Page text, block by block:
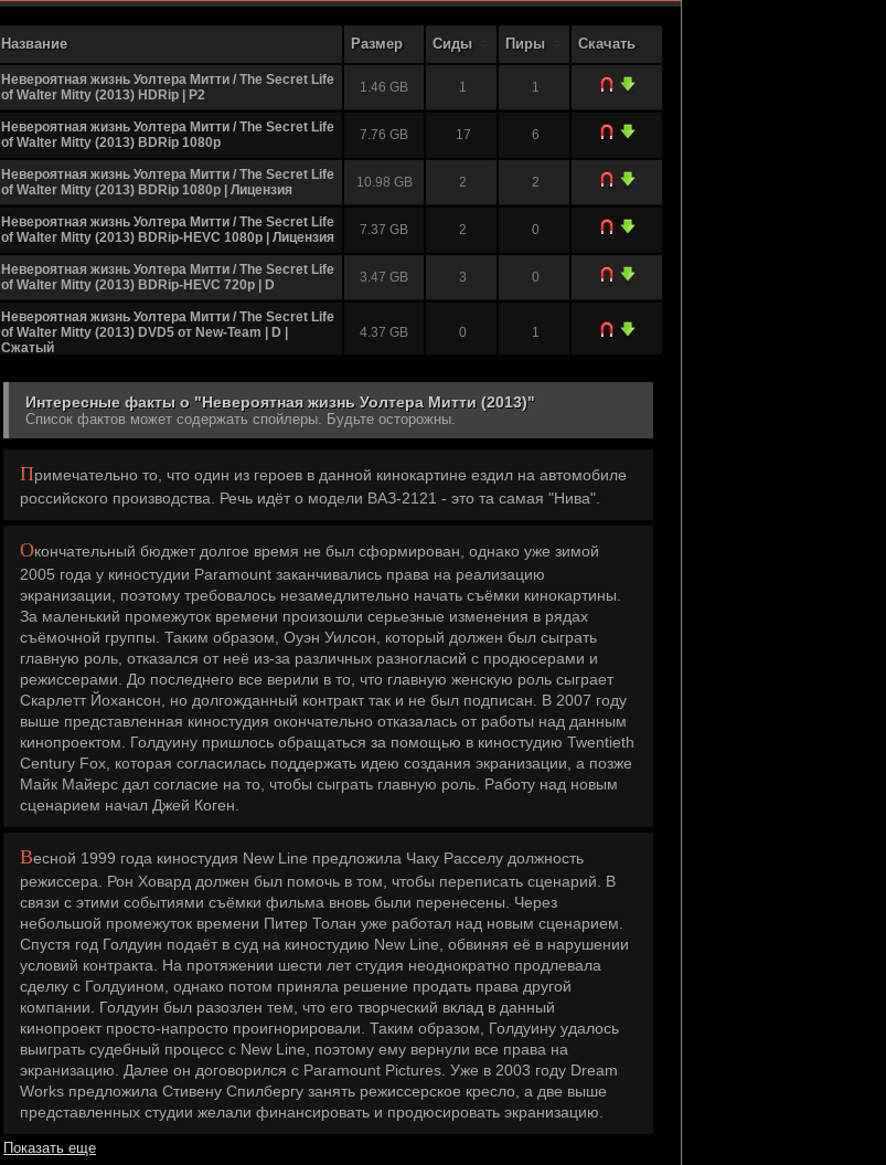
Название Размер Сиды Пиры Скачать
Невероятная жизнь Уолтера Митти / The Secret Life
of Walter Mitty (2013) HDRip | P2
1.46 GB 1 1
Невероятная жизнь Уолтера Митти / The Secret Life
of Walter Mitty (2013) BDRip 1080p
7.76 GB 17 6
Невероятная жизнь Уолтера Митти / The Secret Life
of Walter Mitty (2013) BDRip 1080p | Лицензия
10.98 GB 2 2
Невероятная жизнь Уолтера Митти / The Secret Life
of Walter Mitty (2013) BDRip-HEVC 1080p | Лицензия
7.37 GB 2 0
Невероятная жизнь Уолтера Митти / The Secret Life
of Walter Mitty (2013) BDRip-HEVC 720p | D
3.47 GB 3 0
Невероятная жизнь Уолтера Митти / The Secret Life
of Walter Mitty (2013) DVD5 от New-Team | D |
Сжатый
4.37 GB 0 1
Невероятная жизнь Уолтера Митти / The Secret Life
of Walter Mitty (2013) DVD9 от New-Team | D |
Лицензия
6.36 GB 1
Невероятная жизнь Уолтера Митти / The Secret Life
Лицензия
Невероятная жизнь Уолтера Митти / The Secret Life
Невероятная жизнь Уолтера Митти / The Secret Life
of Walter Mitty (2013) BDRip-AVC от HELLYWOOD |
Лицензия
2.91 GB 0 1
Невероятная жизнь Уолтера Митти / The Secret Life
of Walter Mitty (2013) BDRip от HQCLUB | Лицензия
2.18 GB 1 0
Невероятная жизнь Уолтера Митти / The Secret Life
of Walter Mitty (2013) BDRip от HELLYWOOD |
Лицензия
2.54 GB 0 1
Невероятная жизнь Уолтера Митти / The Secret Life
of Walter Mitty (2013) BDRip 720p от HELLYWOOD |
Лицензия
7.85 GB 0 1
Невероятная жизнь Уолтера Митти / The Secret Life
Невероятная жизнь Уолтера Митти / The Secret Life
of Walter Mitty (2013) BDRip-AVC | Лицензия
1.46 GB 6 0
Невероятная жизнь Уолтера Митти / The Secret Life
of Walter Mitty (2013) HDRip от Scarabey | D |
Лицензия
2.20 GB 0 1
Невероятная жизнь Уолтера Митти / The Secret Life
of Walter Mitty (2013) HDRip от Scarabey | D |
Лицензия
1.45 GB 3 0
Невероятная жизнь Уолтера Митти / The Secret Life
of Walter Mitty (2013) HDRip от Scarabey | D |
Лицензия
747.05 MB 1 0
Невероятная жизнь Уолтера Митти / The Secret Life
of Walter Mitty (2013) BDRip-AVC от Leo.pard | D
744.93 MB 0 1
Невероятная жизнь Уолтера Митти / The Secret Life
Интересные факты о "Невероятная жизнь Уолтера Митти (2013)"
Список фактов может содержать спойлеры. Будьте осторожны.
Примечательно то, что один из героев в данной кинокартине ездил на автомобиле
российского производства. Речь идёт о модели ВАЗ-2121 - это та самая "Нива".
Окончательный бюджет долгое время не был сформирован, однако уже зимой
2005 года у киностудии Paramount заканчивались права на реализацию
экранизации, поэтому требовалось незамедлительно начать съёмки кинокартины.
За маленький промежуток времени произошли серьезные изменения в рядах
съёмочной группы. Таким образом, Оуэн Уилсон, который должен был сыграть
главную роль, отказался от неё из-за различных разногласий с продюсерами и
режиссерами. До последнего все верили в то, что главную женскую роль сыграет
Скарлетт Йохансон, но долгожданный контракт так и не был подписан. В 2007 году
выше представленная киностудия окончательно отказалась от работы над данным
кинопроектом. Голдуину пришлось обращаться за помощью в киностудию Twentieth
Century Fox, которая согласилась поддержать идею создания экранизации, а позже
Майк Майерс дал согласие на то, чтобы сыграть главную роль. Работу над новым
сценарием начал Джей Коген.
Весной 1999 года киностудия New Line предложила Чаку Расселу должность
режиссера. Рон Ховард должен был помочь в том, чтобы переписать сценарий. В
связи с этими событиями съёмки фильма вновь были перенесены. Через
небольшой промежуток времени Питер Толан уже работал над новым сценарием.
Спустя год Голдуин подаёт в суд на киностудию New Line, обвиняя её в нарушении
условий контракта. На протяжении шести лет студия неоднократно продлевала
сделку с Голдуином, однако потом приняла решение продать права другой
компании. Голдуин был разозлен тем, что его творческий вклад в данный
кинопроект просто-напросто проигнорировали. Таким образом, Голдуину удалось
выиграть судебный процесс с New Line, поэтому ему вернули все права на
экранизацию. Далее он договорился с Paramount Pictures. Уже в 2003 году Dream
Works предложила Стивену Спилбергу занять режиссерское кресло, а две выше
представленных студии желали финансировать и продюсировать экранизацию.
Показать еще